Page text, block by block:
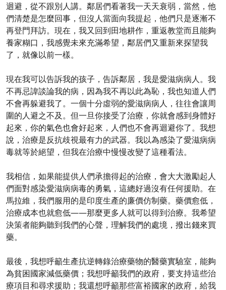
迴避，從不跟別人講。鄰居們看著我一天天衰弱，當然，他
們清楚是怎麼回事，但沒人當面向我提起，他們只是逐漸不
再登門拜訪。現在，我又回到田地耕作，重返教堂而且能夠
養家糊口，我感覺未來充滿希望，鄰居們又重新來探望我
了，就像以前一樣。
現在我可以告訴我的孩子，告訴鄰居，我是愛滋病病人。我
不再忌諱談論我的病，因為我不再以此為恥，我也知道人們
不會再躲避我了。一個十分虛弱的愛滋病病人，往往會讓周
圍的人避之不及。但一旦你接受了治療，你就會感到身體好
起來，你的氣色也會好起來，人們也不會再迴避你了。我想
說，治療是反抗歧視最有力的武器。我以為感染了愛滋病病
毒就等於絕望，但我在治療中慢慢改變了這種看法。
我相信，如果能提供人們承擔得起的治療，會大大激勵起人
們面對感染愛滋病病毒的勇氣，這總好過沒有任何援助。在
馬拉維，我們服用的是印度生產的廉價仿制藥。藥價愈低，
治療成本也就愈低——那麼更多人就可以得到治療。我希望
決策者能夠聽到我們的心聲，理解我們的處境，撥出錢來買
藥。
最後，我想呼籲生產抗逆轉錄治療藥物的醫藥實驗室，能夠
為貧困國家減低藥價；我想呼籲我們的政府，要支持這些治
療項目和尋求援助；我還想呼籲那些富裕國家的政府，給我